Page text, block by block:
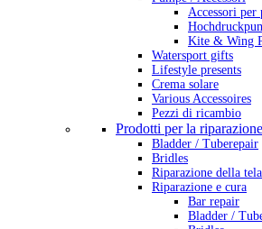
Accessori per
Kite & Wing
Watersport gifts
Lifestyle presents
Crema solare
Various Accessoires
Pezzi di ricambio
Prodotti per la
Bladder / Tuberepair
Bridles
Riparazione della tela
Riparazione e cura
Bar repair
Bladder /